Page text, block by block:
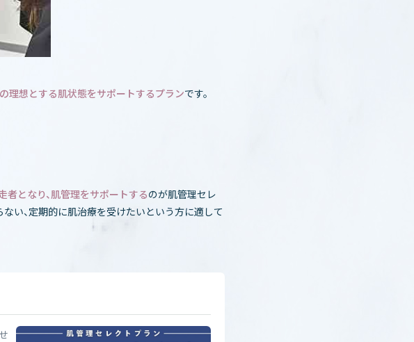
理想とする肌状態をサポートするプランです。
となり、肌管理をサポートするのが肌管理セレ
い、定期的に肌治療を受けたいという方に適して